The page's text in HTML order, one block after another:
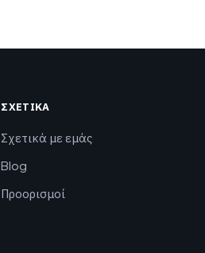
ΣΧΕΤΙΚΆ
Σχετικά με εμάς
Blog
Προορισμοί